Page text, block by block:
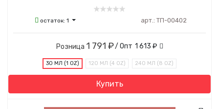
остаток:1 арт.: ТП-00402
Розница 1 791 ₽/ Опт 1 613 ₽
30 МЛ (1 OZ) 120 МЛ (4 OZ) 240 МЛ (8 OZ)
Купить